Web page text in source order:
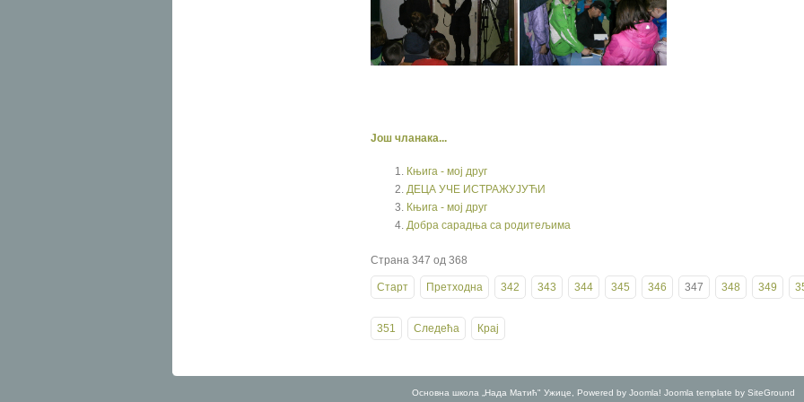
Још чланака...
Књига - мој друг
ДЕЦА УЧЕ ИСТРАЖУЈУЋИ
Књига - мој друг
Добра сарадња са родитељима
Страна 347 од 368
Старт Претходна 342 343 344 345 346 347 348 349
351 Следећа Крај
Основна школа „Нада Матић" Ужице, Powered by Joomla! Joomla template by SiteGround